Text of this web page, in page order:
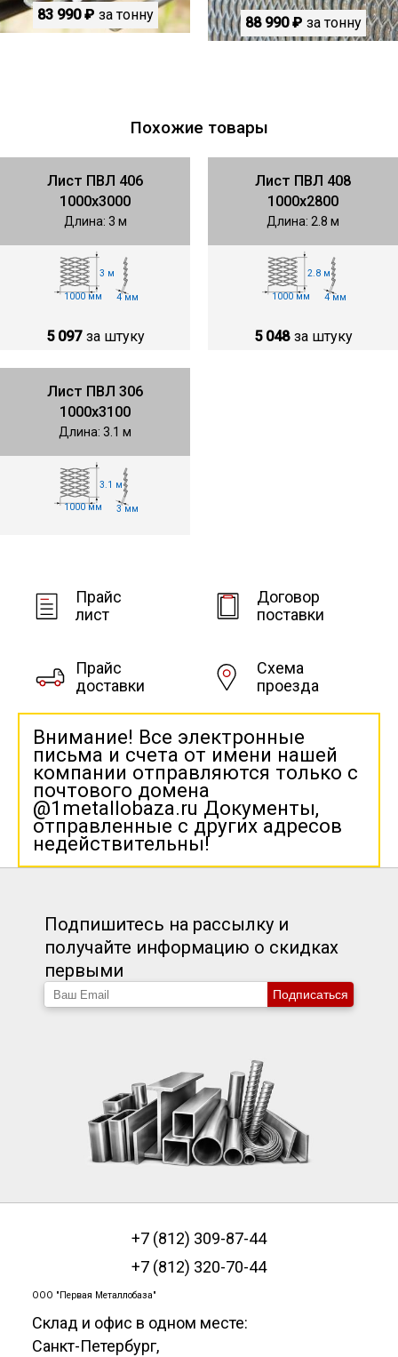
83 990 ₽ за тонну 88 990 ₽ за тонну
Похожие товары
Лист ПВЛ 406
1000х3000
Длина: 3 м
4 мм
3 м
1000 мм
5 097 за штуку
Лист ПВЛ 408
1000х2800
Длина: 2.8 м
4 мм
2.8 м
1000 мм
5 048 за штуку
Лист ПВЛ 306
1000х3100
Длина: 3.1 м
3 мм
3.1 м
1000 мм
Прайс
лист
Договор
поставки
Прайс
доставки
Схема
проезда
Внимание! Все электронные
письма и счета от имени нашей
компании отправляются только с
почтового домена
@1metallobaza.ru Документы,
отправленные с других адресов
недействительны!
Подпишитесь на рассылку и
получайте информацию о скидках
первыми
Подписаться
+7 (812) 309-87-44
+7 (812) 320-70-44
ООО "Первая Металлобаза"
Склад и офис в одном месте:
Санкт-Петербург,